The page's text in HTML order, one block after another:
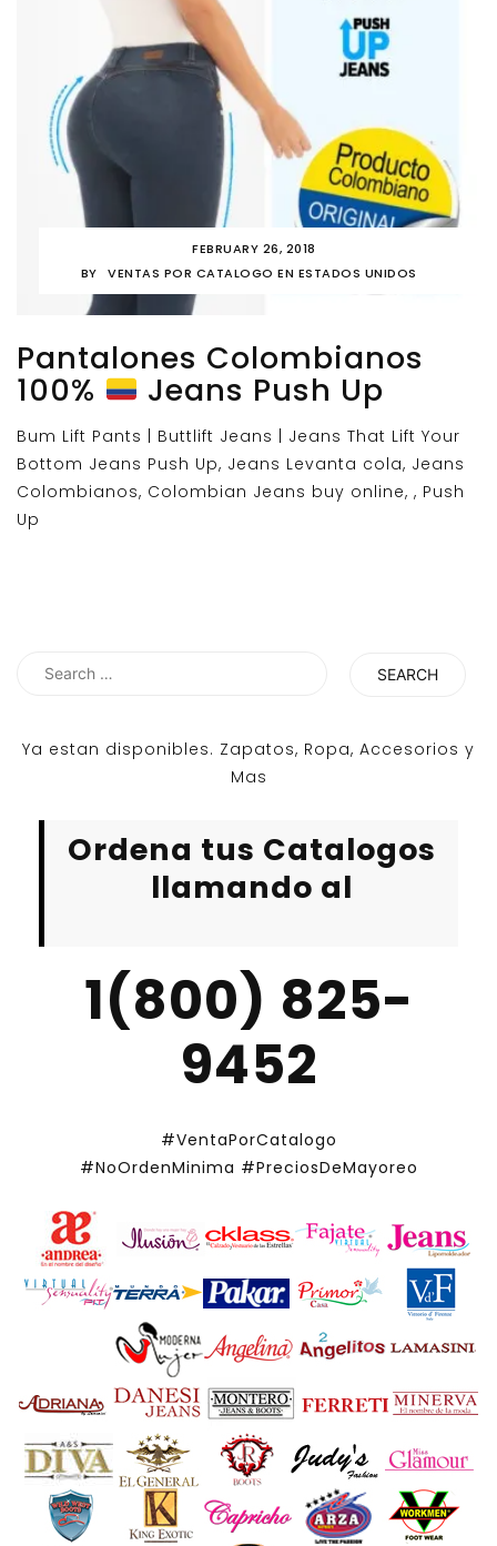
FEBRUARY 26, 2018
BY
VENTAS POR CATALOGO EN ESTADOS UNIDOS
Pantalones Colombianos
100% Jeans Push Up
Bum Lift Pants | Buttlift Jeans | Jeans That Lift Your
Bottom Jeans Push Up, Jeans Levanta cola, Jeans
Colombianos, Colombian Jeans buy online, , Push
Up
Search
Ya estan disponibles. Zapatos, Ropa, Accesorios y
Mas
Ordena tus Catalogos
llamando al
1(800) 825-
9452
#VentaPorCatalogo
#NoOrdenMinima #PreciosDeMayoreo